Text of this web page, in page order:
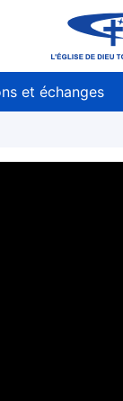
et échanges